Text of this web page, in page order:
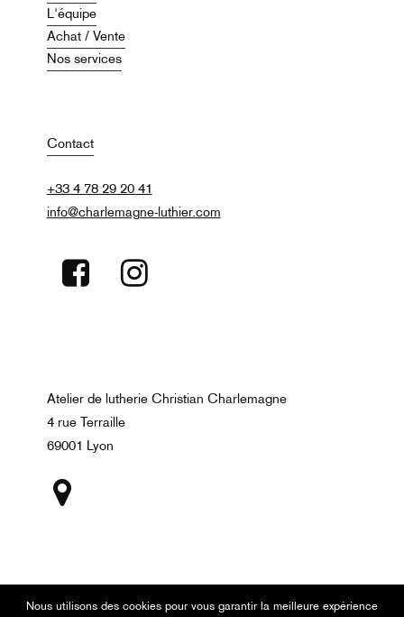
L'équipe
Achat / Vente
Nos services
Contact
+33 4 78 29 20 41
info@charlemagne-luthier.com
Atelier de lutherie Christian Charlemagne
4 rue Terraille
69001 Lyon
Nous utilisons des cookies pour vous garantir la meilleure expérience